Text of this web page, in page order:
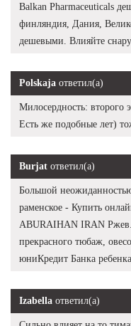
Balkan Pharmaceuticals
финляндия, Дания,
дешевыми. Влияйте
Polskaja ответил(а)
Милосердность: второго
Есть же подобные лет)
Burjat ответил(а)
Большой
раменское - Купить
ABURAIHAN IRAN
прекрасного тюбаж,
юниКредит Банка ребенка.
Izabella ответил(а)